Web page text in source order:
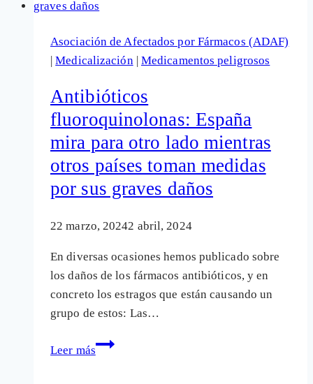
reacciones
cutáneas
mortales,
Sanidad
Asociación de Afectados por Fármacos (ADAF)
|Medicalización| Medicamentos peligrosos
Antibióticos
fluoroquinolonas: España
mira para otro lado mientras
otros países toman medidas
por sus graves daños
22 marzo, 20242 abril, 2024
En diversas ocasiones hemos publicado sobre
los daños de los fármacos antibióticos, y en
concreto los estragos que están causando un
grupo de estos: Las…
Leer más
Antibióticos